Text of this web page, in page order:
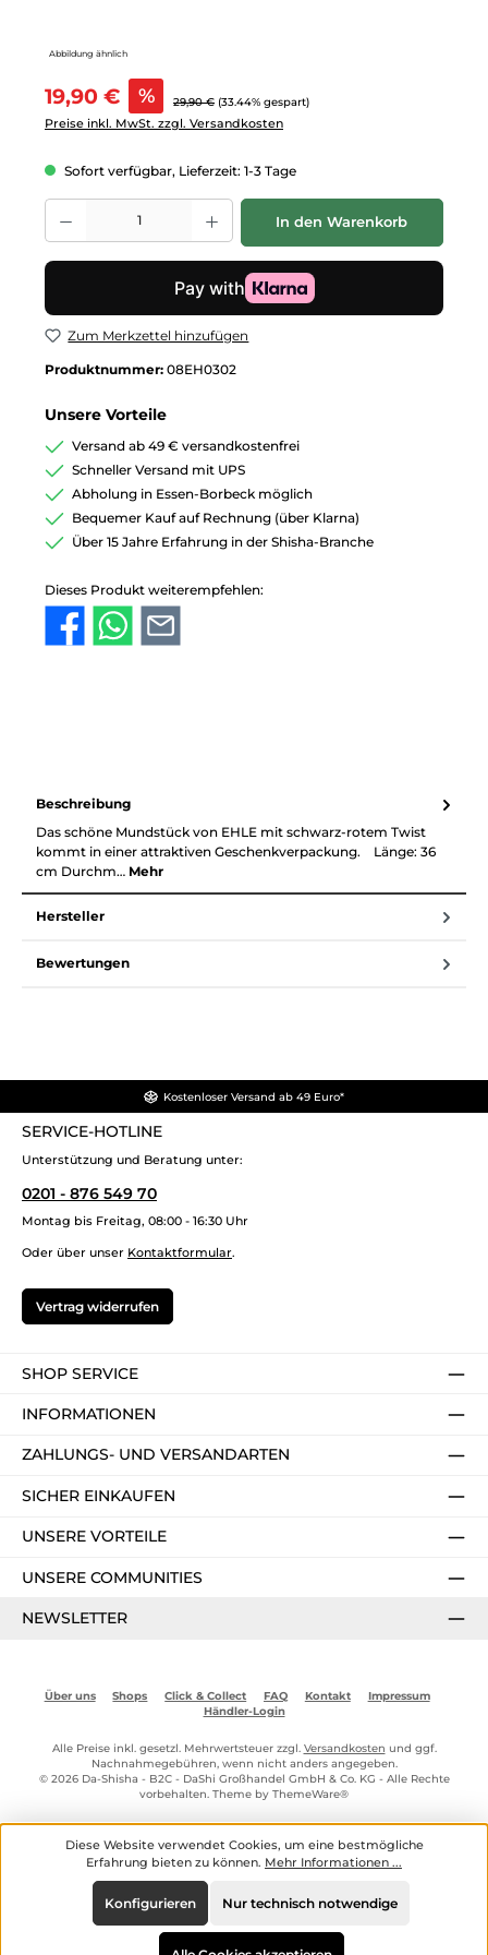
Abbildung ähnlich
Verkaufspreis:
19,90 € % Regulärer Preis:
29,90 € (33.44% gespart)
Preise inkl. MwSt. zzgl. Versandkosten
Sofort verfügbar, Lieferzeit: 1-3 Tage
Produkt Anzahl: Gib den gewünschten Wert ein oder benutze die
In den Warenkorb
Zum Merkzettel hinzufügen
Produktnummer: 08EH0302
Unsere Vorteile
Versand ab 49 € versandkostenfrei
Schneller Versand mit UPS
Abholung in Essen-Borbeck möglich
Bequemer Kauf auf Rechnung (über Klarna)
Über 15 Jahre Erfahrung in der Shisha-Branche
Dieses Produkt weiterempfehlen:
Beschreibung
Das schöne Mundstück von EHLE mit schwarz-rotem Twist
kommt in einer attraktiven Geschenkverpackung. Länge: 36
cm Durchm… Mehr
Hersteller
Bewertungen
Kostenloser Versand ab 49 Euro*
SERVICE-HOTLINE
Unterstützung und Beratung unter:
0201 - 876 549 70
Montag bis Freitag, 08:00 - 16:30 Uhr
Oder über unser Kontaktformular.
Vertrag widerrufen
SHOP SERVICE
INFORMATIONEN
ZAHLUNGS- UND VERSANDARTEN
SICHER EINKAUFEN
UNSERE VORTEILE
UNSERE COMMUNITIES
NEWSLETTER
Über uns Shops Click & Collect FAQ Kontakt
Impressum
Händler-Login
Alle Preise inkl. gesetzl. Mehrwertsteuer zzgl. Versandkosten und ggf.
Nachnahmegebühren, wenn nicht anders angegeben.
© 2026 Da-Shisha - B2C - DaShi Großhandel GmbH & Co. KG - Alle Rechte
vorbehalten. Theme by ThemeWare®
Diese Website verwendet Cookies, um eine bestmögliche
Erfahrung bieten zu können. Mehr Informationen ...
Nur technisch notwendige
Konfigurieren